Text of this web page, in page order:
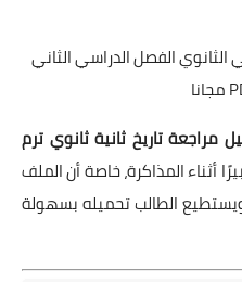
الثانوي الفصل الدراسي الثاني
مراجعة تاريخ ثانية ثانوي ترم
أثناء المذاكرة، خاصة أن الملف
الطالب تحميله بسهولة